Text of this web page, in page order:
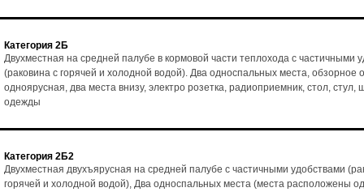
Категория 2Б
Двухместная на средней палубе в кормовой части теплохода с частичными
(раковина с горячей и холодной водой). Два односпальных места, обзорное
одноярусная, два места внизу, электро розетка, радиоприемник, стол, стул,
одежды
Категория 2Б2
Двухместная двухъярусная на средней палубе с частичными удобствами
горячей и холодной водой), Два односпальных места (места расположены